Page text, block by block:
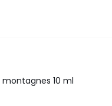
10 ml